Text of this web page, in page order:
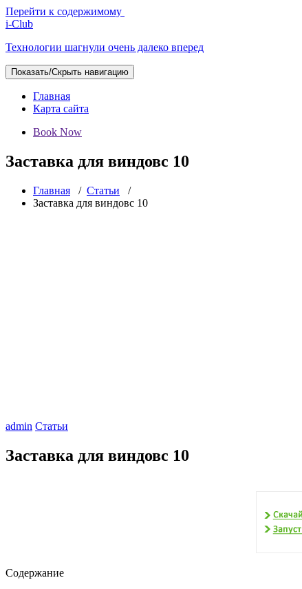
Перейти к содержимому
i-Club
Технологии шагнули очень далеко вперед
Показать/Скрыть навигацию
Главная
Карта сайта
Book Now
Заставка для виндовс 10
Главная / Статьи /
Заставка для виндовс 10
admin Статьи
Заставка для виндовс 10
Содержание